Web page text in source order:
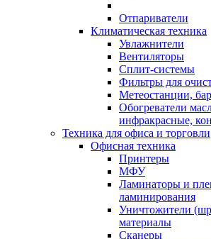
Отпариватели
Климатическая техника
Увлажнители
Вентиляторы
Сплит-системы
Фильтры для
Метеостанции,
Обогреватели
инфракрасные,
Техника для офиса и торговли
Офисная техника
Принтеры
МФУ
Ламинаторы и
ламинирования
Уничтожители
материалы
Сканеры